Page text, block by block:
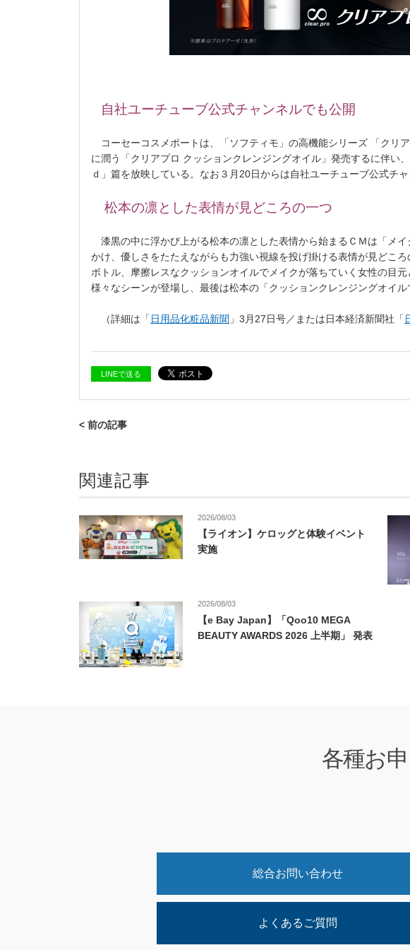
自社ユーチューブ公式チャンネルでも公開
コーセーコスメポートは、「ソフティモ」の高機能シリーズ 「クリ
に潤う「クリアプロ クッションクレンジングオイル」発売するに伴い
ｄ」篇を放映している。なお３月20日からは自社ユーチューブ公式チャ
松本の凛とした表情が見どころの一つ
漆黒の中に浮かび上がる松本の凛とした表情から始まるＣＭは「メ
かけ、優しさをたたえながらも力強い視線を投げ掛ける表情が見どこ
ボトル、摩擦レスなクッションオイルでメイクが落ちていく女性の目
様々なシーンが登場し、最後は松本の「クッションクレンジングオイ
（詳細は「 日用品化粧品新聞 」3月27日号／または日本経済新聞社「
LINEで送る
< 前の記事
関連記事
2026/08/03
【ライオン】ケロッグと体験イベント
実施
2026/08/03
【e Bay Japan】「Qoo10 MEGA
BEAUTY AWARDS 2026 上半期」 発表
各種お
総合お問い合わせ
よくあるご質問